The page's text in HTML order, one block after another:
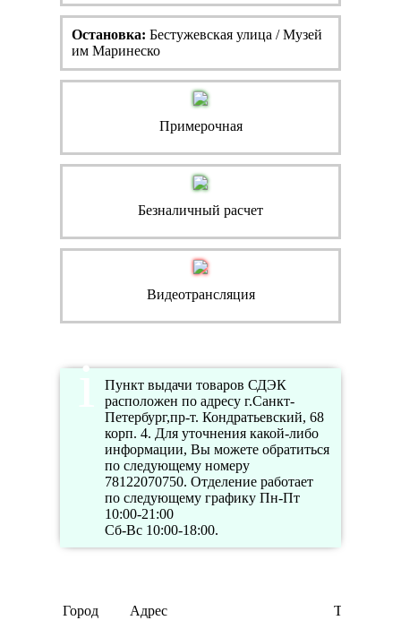
Остановка: Бестужевская улица / Музей
им Маринеско
Примерочная
Безналичный расчет
Видеотрансляция
Пункт выдачи товаров СДЭК
расположен по адресу г.Санкт-
Петербург,пр-т. Кондратьевский, 68
корп. 4. Для уточнения какой-либо
информации, Вы можете обратиться
по следующему номеру
78122070750. Отделение работает
по следующему графику Пн-Пт
10:00-21:00
Сб-Вс 10:00-18:00.
Город Адрес Телефон